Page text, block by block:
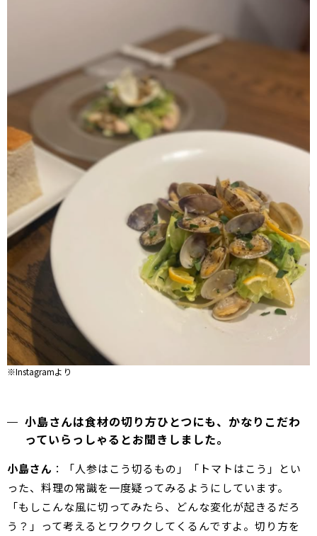
※Instagramより
小島さんは食材の切り方ひとつにも、かなりこだわ
っていらっしゃるとお聞きしました。
小島さん ：「人参はこう切るもの」「トマトはこう」とい
った、料理の常識を一度疑ってみるようにしています。
「もしこんな風に切ってみたら、どんな変化が起きるだろ
う？」って考えるとワクワクしてくるんですよ。切り方を